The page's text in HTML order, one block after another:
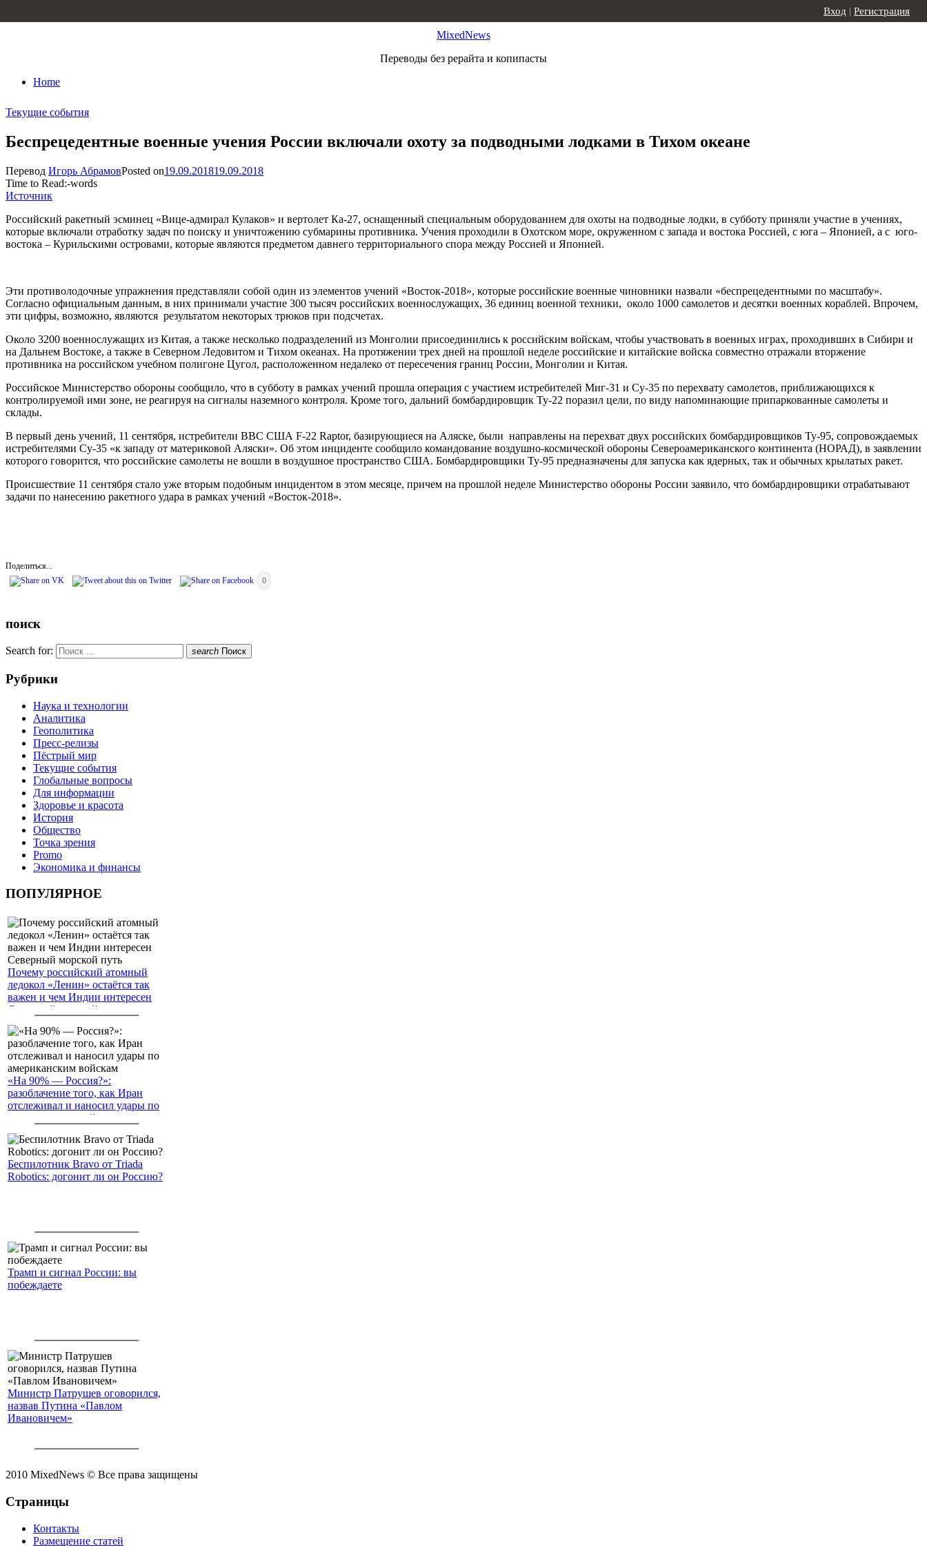
MixedNews
Переводы без рерайта и копипасты
Home
Вход | Регистрация
Текущие события
Беспрецедентные военные учения России включали охоту за подводными лодками в Тихом океане
Перевод Игорь АбрамовPosted on19.09.201819.09.2018
Time to Read:-words
Источник
Российский ракетный эсминец «Вице-адмирал Кулаков» и вертолет Ка-27, оснащенный специальным оборудованием для охоты на подводные лодки, в субботу приняли участие в учениях,
которые включали отработку задач по поиску и уничтожению субмарины противника. Учения проходили в Охотском море, окруженном с запада и востока Россией, с юга – Японией, а с юго-
востока – Курильскими островами, которые являются предметом давнего территориального спора между Россией и Японией.
Эти противолодочные упражнения представляли собой один из элементов учений «Восток-2018», которые российские военные чиновники назвали «беспрецедентными по масштабу».
Согласно официальным данным, в них принимали участие 300 тысяч российских военнослужащих, 36 единиц военной техники, около 1000 самолетов и десятки военных кораблей. Впрочем,
эти цифры, возможно, являются результатом некоторых трюков при подсчетах.
Около 3200 военнослужащих из Китая, а также несколько подразделений из Монголии присоединились к российским войскам, чтобы участвовать в военных играх, проходивших в Сибири и
на Дальнем Востоке, а также в Северном Ледовитом и Тихом океанах. На протяжении трех дней на прошлой неделе российские и китайские войска совместно отражали вторжение
противника на российском учебном полигоне Цугол, расположенном недалеко от пересечения границ России, Монголии и Китая.
Российское Министерство обороны сообщило, что в субботу в рамках учений прошла операция с участием истребителей Миг-31 и Су-35 по перехвату самолетов, приближающихся к
контролируемой ими зоне, не реагируя на сигналы наземного контроля. Кроме того, дальний бомбардировщик Ту-22 поразил цели, по виду напоминающие припаркованные самолеты и
склады.
В первый день учений, 11 сентября, истребители ВВС США F-22 Raptor, базирующиеся на Аляске, были направлены на перехват двух российских бомбардировщиков Ту-95, сопровождаемых
истребителями Су-35 «к западу от материковой Аляски». Об этом инциденте сообщило командование воздушно-космической обороны Североамериканского континента (НОРАД), в заявлении
которого говорится, что российские самолеты не вошли в воздушное пространство США. Бомбардировщики Ту-95 предназначены для запуска как ядерных, так и обычных крылатых ракет.
Происшествие 11 сентября стало уже вторым подобным инцидентом в этом месяце, причем на прошлой неделе Министерство обороны России заявило, что бомбардировщики отрабатывают
задачи по нанесению ракетного удара в рамках учений «Восток-2018».
Поделиться...
0
поиск
Search for: search Поиск
Рубрики
Наука и технологии
Аналитика
Геополитика
Пресс-релизы
Пёстрый мир
Текущие события
Глобальные вопросы
Для информации
Здоровье и красота
История
Общество
Точка зрения
Promo
Экономика и финансы
ПОПУЛЯРНОЕ
Почему российский атомный
ледокол «Ленин» остаётся так
важен и чем Индии интересен
Северный морской путь
«На 90% — Россия?»:
разоблачение того, как Иран
отслеживал и наносил удары по
американским войскам
Беспилотник Bravo от Triada
Robotics: догонит ли он Россию?
Трамп и сигнал России: вы
побеждаете
Министр Патрушев оговорился,
назвав Путина «Павлом
Ивановичем»
2010 MixedNews © Все права защищены
Страницы
Контакты
Размещение статей